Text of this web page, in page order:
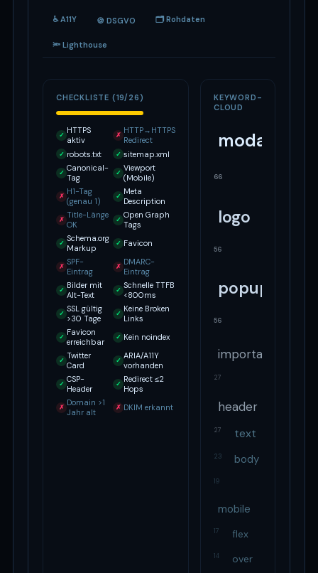
♿ A11Y 🍪 DSGVO 🗂 Rohdaten
🔦 Lighthouse
CHECKLISTE (19/26)
✓ HTTPS
aktiv
✗ HTTP→HTTPS
Redirect
✓ robots.txt ✓ sitemap.xml
✓ Canonical-
Tag
✓ Viewport
(Mobile)
✗ H1-Tag
(genau 1)
✓ Meta
Description
✗ Title-Länge
OK
✓ Open Graph
Tags
✓ Schema.org
Markup
✓ Favicon
✗ SPF-
Eintrag
✗ DMARC-
Eintrag
✓ Bilder mit
Alt-Text
✓ Schnelle TTFB
<800ms
✓ SSL gültig
>30 Tage
✓ Keine Broken
Links
✓ Favicon
erreichbar
✓ Kein noindex
✓ Twitter
Card
✓ ARIA/A11Y
vorhanden
✓ CSP-
Header
✓ Redirect ≤2
Hops
✗ Domain >1
Jahr alt
✗ DKIM erkannt
KEYWORD-
CLOUD
modal
66
logo
56
popup
56
important
27
header
27 text
23 body
19
mobile
17 flex
14 over